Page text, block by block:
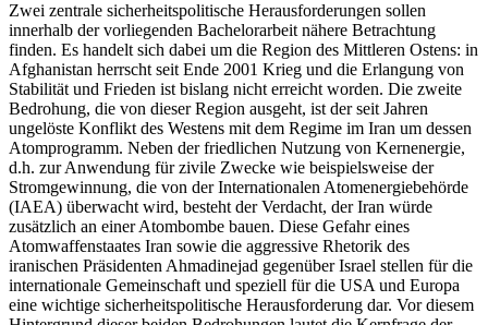
Zwei zentrale sicherheitspolitische Herausforderungen sollen
innerhalb der vorliegenden Bachelorarbeit nähere Betrachtung
finden. Es handelt sich dabei um die Region des Mittleren Ostens: in
Afghanistan herrscht seit Ende 2001 Krieg und die Erlangung von
Stabilität und Frieden ist bislang nicht erreicht worden. Die zweite
Bedrohung, die von dieser Region ausgeht, ist der seit Jahren
ungelöste Konflikt des Westens mit dem Regime im Iran um dessen
Atomprogramm. Neben der friedlichen Nutzung von Kernenergie,
d.h. zur Anwendung für zivile Zwecke wie beispielsweise der
Stromgewinnung, die von der Internationalen Atomenergiebehörde
(IAEA) überwacht wird, besteht der Verdacht, der Iran würde
zusätzlich an einer Atombombe bauen. Diese Gefahr eines
Atomwaffenstaates Iran sowie die aggressive Rhetorik des
iranischen Präsidenten Ahmadinejad gegenüber Israel stellen für die
internationale Gemeinschaft und speziell für die USA und Europa
eine wichtige sicherheitspolitische Herausforderung dar. Vor diesem